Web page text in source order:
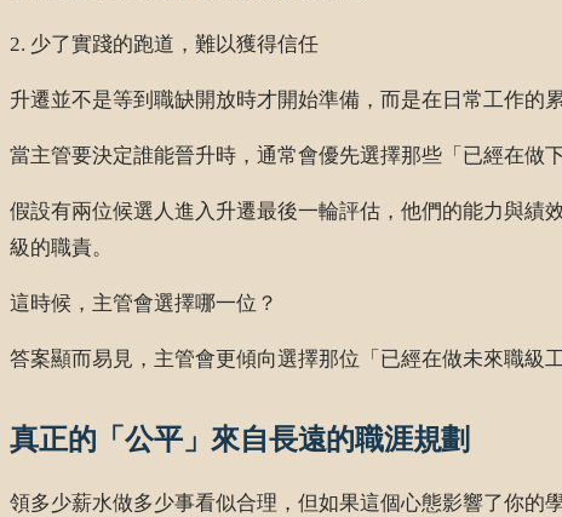
2. 少了實踐的跑道，難以獲得信任
升遷並不是等到職缺開放時才開始準備，而是在日常工作的
當主管要決定誰能晉升時，通常會優先選擇那些「已經在做
假設有兩位候選人進入升遷最後一輪評估，他們的能力與績
級的職責。
這時候，主管會選擇哪一位？
答案顯而易見，主管會更傾向選擇那位「已經在做未來職級
真正的「公平」來自長遠的職涯規劃
領多少薪水做多少事看似合理，但如果這個心態影響了你的